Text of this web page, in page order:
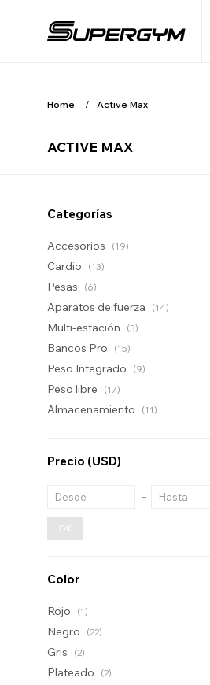
Home Active Max
ACTIVE MAX
Categorías
Accesorios (19)
Cardio (13)
Pesas (6)
Aparatos de fuerza (14)
Multi-estación (3)
Bancos Pro (15)
Peso Integrado (9)
Peso libre (17)
Almacenamiento (11)
Precio (USD)
OK
Color
Rojo (1)
Negro (22)
Gris (2)
Plateado (2)